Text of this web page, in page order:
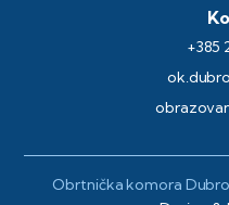
+385
Obrtnička komora